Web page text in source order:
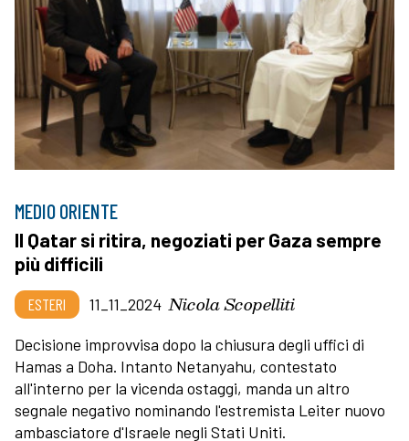
MEDIO ORIENTE
Il Qatar si ritira, negoziati per Gaza sempre
più difficili
ESTERI 11_11_2024 Nicola Scopelliti
Decisione improvvisa dopo la chiusura degli uffici di
Hamas a Doha. Intanto Netanyahu, contestato
all'interno per la vicenda ostaggi, manda un altro
segnale negativo nominando l'estremista Leiter nuovo
ambasciatore d'Israele negli Stati Uniti.